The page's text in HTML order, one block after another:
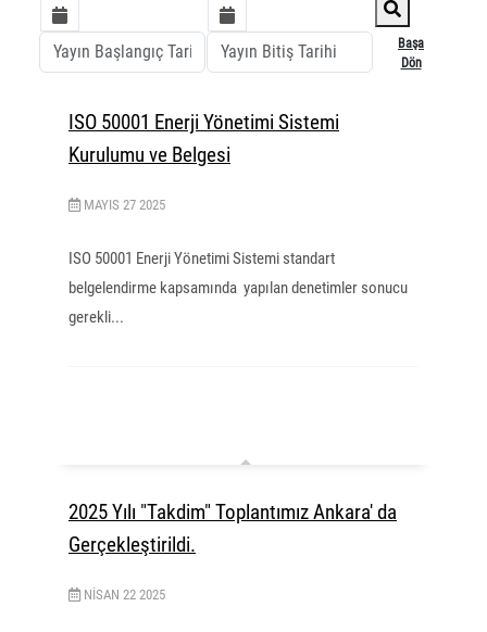
Başa
Dön
ISO 50001 Enerji Yönetimi Sistemi
Kurulumu ve Belgesi
MAYIS 27 2025
ISO 50001 Enerji Yönetimi Sistemi standart
belgelendirme kapsamında yapılan denetimler sonucu
gerekli...
2025 Yılı "Takdim" Toplantımız Ankara' da
Gerçekleştirildi.
NISAN 22 2025